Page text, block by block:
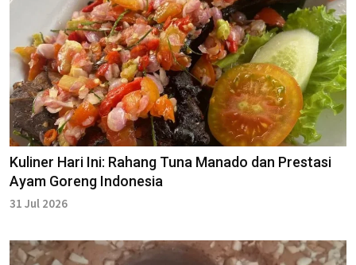
Kuliner Hari Ini: Rahang Tuna Manado dan Prestasi
Ayam Goreng Indonesia
31 Jul 2026